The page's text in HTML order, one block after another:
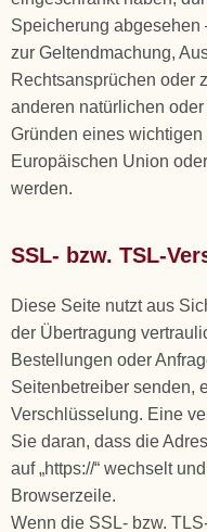
Speicherung
zur Geltendmachung,
Rechtsansprüchen oder
anderen natürlichen
Gründen eines
Europäischen Union
werden.
SSL- bzw. TSL-
Diese Seite nutzt aus
der Übertragung
Bestellungen oder
Seitenbetreiber senden,
Verschlüsselung. Eine
Sie daran, dass die
auf „https://“ wechselt
Browserzeile.
Wenn die SSL- bzw.